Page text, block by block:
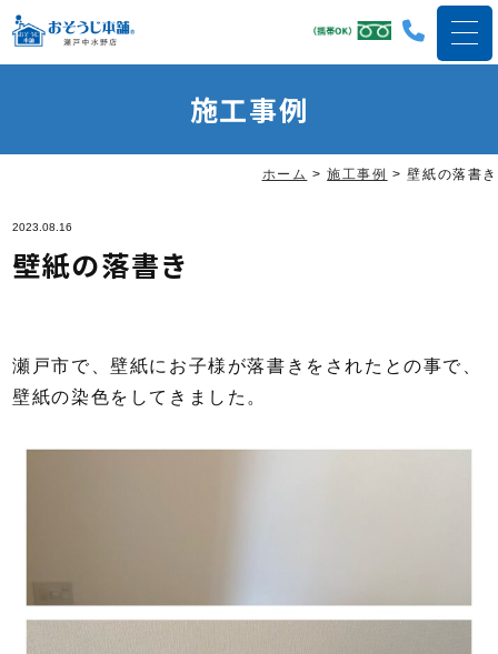
施工事例
ホーム >施工事例 >壁紙の落書き
2023.08.16
壁紙の落書き
瀬戸市で、壁紙にお子様が落書きをされたとの事で、
壁紙の染色をしてきました。